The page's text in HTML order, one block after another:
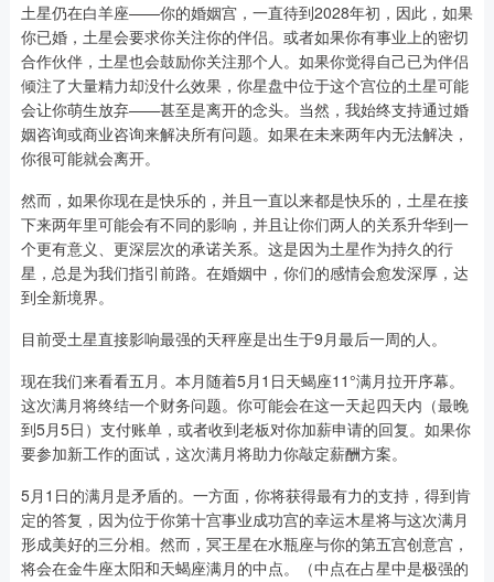
土星仍在白羊座——你的婚姻宫，一直待到2028年初，因此，如果
你已婚，土星会要求你关注你的伴侣。或者如果你有事业上的密切
合作伙伴，土星也会鼓励你关注那个人。如果你觉得自己已为伴侣
倾注了大量精力却没什么效果，你星盘中位于这个宫位的土星可能
会让你萌生放弃——甚至是离开的念头。当然，我始终支持通过婚
姻咨询或商业咨询来解决所有问题。如果在未来两年内无法解决，
你很可能就会离开。
然而，如果你现在是快乐的，并且一直以来都是快乐的，土星在接
下来两年里可能会有不同的影响，并且让你们两人的关系升华到一
个更有意义、更深层次的承诺关系。这是因为土星作为持久的行
星，总是为我们指引前路。在婚姻中，你们的感情会愈发深厚，达
到全新境界。
目前受土星直接影响最强的天秤座是出生于9月最后一周的人。
现在我们来看看五月。本月随着5月1日天蝎座11°满月拉开序幕。
这次满月将终结一个财务问题。你可能会在这一天起四天内（最晚
到5月5日）支付账单，或者收到老板对你加薪申请的回复。如果你
要参加新工作的面试，这次满月将助力你敲定薪酬方案。
5月1日的满月是矛盾的。一方面，你将获得最有力的支持，得到肯
定的答复，因为位于你第十宫事业成功宫的幸运木星将与这次满月
形成美好的三分相。然而，冥王星在水瓶座与你的第五宫创意宫，
将会在金牛座太阳和天蝎座满月的中点。（中点在占星中是极强的